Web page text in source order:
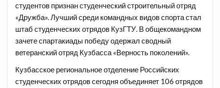
студентов признан студенческий строительный отряд
«Дружба». Лучший среди командных видов спорта стал
штаб студенческих отрядов КузГТУ. В общекомандном
зачете спартакиады победу одержал сводный
ветеранский отряд Кузбасса «Верность поколений».
Кузбасское региональное отделение Российских
студенческих отрядов сегодня объединяет 106 отрядов